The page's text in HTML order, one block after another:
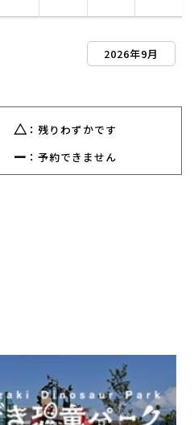
2026年9月
△ ：残りわずかです
ー ：予約できません